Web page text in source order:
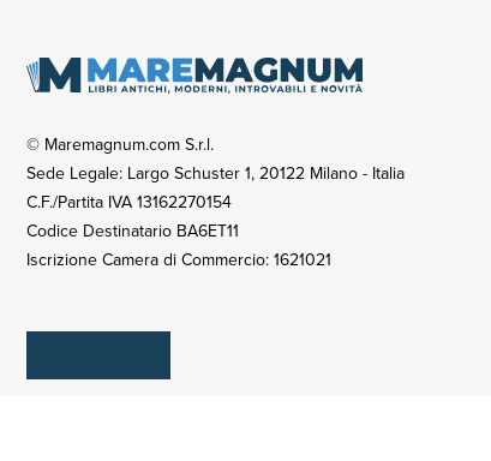
© Maremagnum.com S.r.l.
Sede Legale: Largo Schuster 1, 20122 Milano - Italia
C.F./Partita IVA 13162270154
Codice Destinatario BA6ET11
Iscrizione Camera di Commercio: 1621021